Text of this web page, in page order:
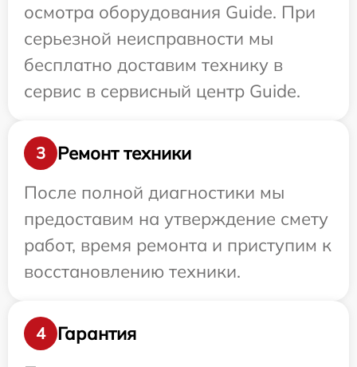
осмотра оборудования Guide. При
серьезной неисправности мы
бесплатно доставим технику в
сервис в сервисный центр Guide.
3
Ремонт техники
После полной диагностики мы
предоставим на утверждение смету
работ, время ремонта и приступим к
восстановлению техники.
4
Гарантия